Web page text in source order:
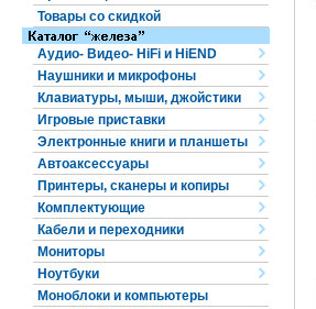
Товары со скидкой
Аудио- Видео- HiFi и HiEND
Наушники и микрофоны
Клавиатуры, мыши, джойстики
Игровые приставки
Электронные книги и планшеты
Автоаксессуары
Принтеры, сканеры и копиры
Комплектующие
Кабели и переходники
Мониторы
Ноутбуки
Моноблоки и компьютеры